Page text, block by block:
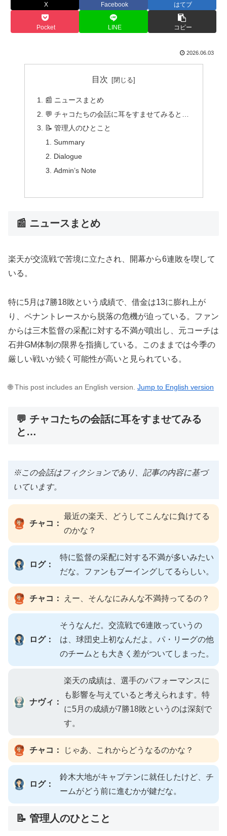
X Facebook はてブ
Pocket LINE コピー
2026.06.03
目次
📰 ニュースまとめ
💬 チャコたちの会話に耳をすませてみると…
📝 管理人のひとこと
Summary
Dialogue
Admin’s Note
📰 ニュースまとめ
楽天が交流戦で苦境に立たされ、開幕から6連敗を喫して
いる。
特に5月は7勝18敗という成績で、借金は13に膨れ上が
り、ペナントレースから脱落の危機が迫っている。ファン
からは三木監督の采配に対する不満が噴出し、元コーチは
石井GM体制の限界を指摘している。このままでは今季の
厳しい戦いが続く可能性が高いと見られている。
🌐 This post includes an English version. Jump to English version
💬 チャコたちの会話に耳をすませてみる
と…
※この会話はフィクションであり、記事の内容に基づ
いています。
チャコ：
最近の楽天、どうしてこんなに負けてる
のかな？
ログ：
特に監督の采配に対する不満が多いみたい
だな。ファンもブーイングしてるらしい。
チャコ： えー、そんなにみんな不満持ってるの？
ログ：
そうなんだ。交流戦で6連敗っていうの
は、球団史上初なんだよ。パ・リーグの他
のチームとも大きく差がついてしまった。
ナヴィ：
楽天の成績は、選手のパフォーマンスに
も影響を与えていると考えられます。特
に5月の成績が7勝18敗というのは深刻で
す。
チャコ： じゃあ、これからどうなるのかな？
ログ：
鈴木大地がキャプテンに就任したけど、チ
ームがどう前に進むかが鍵だな。
📝 管理人のひとこと